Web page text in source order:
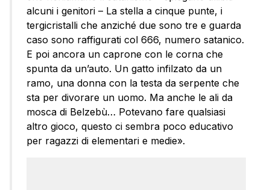
alcuni i genitori – La stella a cinque punte, i
tergicristalli che anziché due sono tre e guarda
caso sono raffigurati col 666, numero satanico.
E poi ancora un caprone con le corna che
spunta da un’auto. Un gatto infilzato da un
ramo, una donna con la testa da serpente che
sta per divorare un uomo. Ma anche le ali da
mosca di Belzebù… Potevano fare qualsiasi
altro gioco, questo ci sembra poco educativo
per ragazzi di elementari e medie».